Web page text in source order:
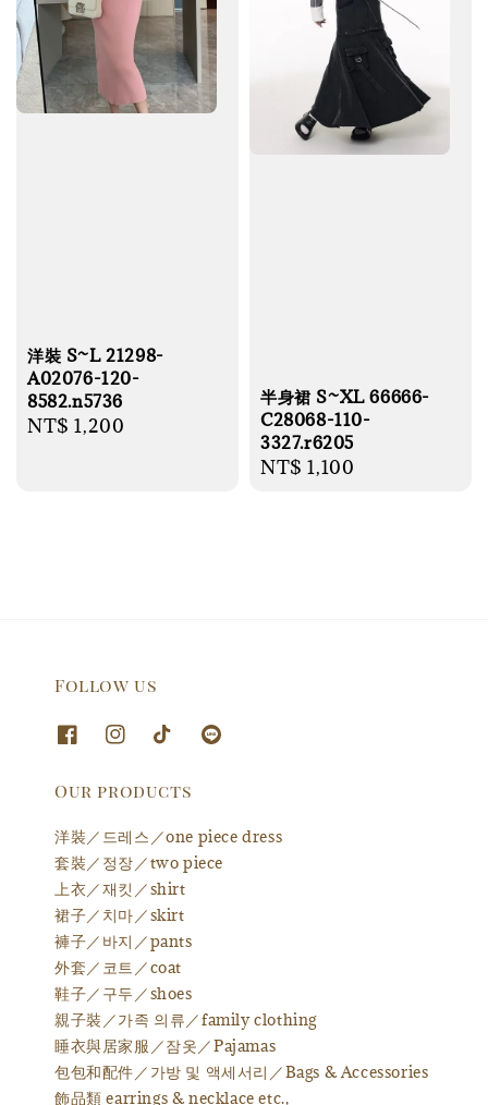
洋裝 S~L 21298-
A02076-120-
8582.n5736
Regular
NT$ 1,200
半身裙 S~XL 66666-
C28068-110-
3327.r6205
Regular
NT$ 1,100
Follow us
Our products
洋裝／드레스／one piece dress
套裝／정장／two piece
上衣／재킷／shirt
裙子／치마／skirt
褲子／바지／pants
外套／코트／coat
鞋子／구두／shoes
親子裝／가족 의류／family clothing
睡衣與居家服／잠옷／Pajamas
包包和配件／가방 및 액세서리／Bags & Accessories
飾品類 earrings & necklace etc.,